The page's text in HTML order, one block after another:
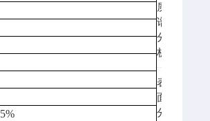
5%
质
谱
分
析
表
面
分